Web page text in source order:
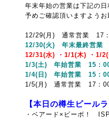
年末年始の営業は下記の日
予めご確認頂いますようお
12/29(月) 通常営業 17
12/30(火) 年末最終営業
12/31(水) ・1/1(木) ・1/2(
1/3(土) 年始営業 15：
1/4(日) 年始営業 15：
1/5(月) 通常営業 17：00
【本日の樽生ビール
・ベアード×ビーボ！ ISP